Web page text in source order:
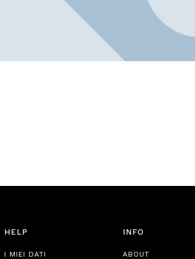
HELP
I MIEI DATI
INFO
ABOUT